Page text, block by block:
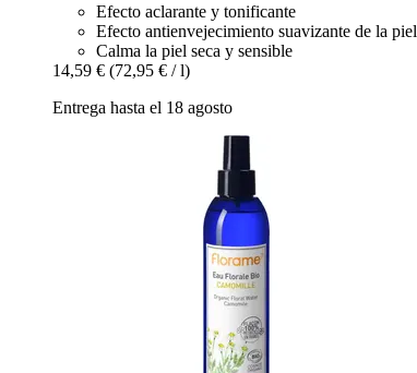
Efecto aclarante y tonificante
Efecto antienvejecimiento suavizante de la piel
Calma la piel seca y sensible
14,59 € (72,95 € / l)
Entrega hasta el 18 agosto